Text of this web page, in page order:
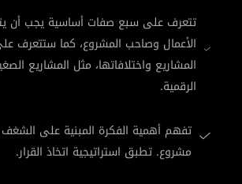
تتعرف على سبع صفات أساسية يجب أن
الأعمال وصاحب المشروع، كما ستتعرف
المشاريع واختلافاتها، مثل المشاريع
الرقمية.
تفهم أهمية الفكرة المبنية على الشغف
مشروع. تطبق استراتيجية اتخاذ القرار.